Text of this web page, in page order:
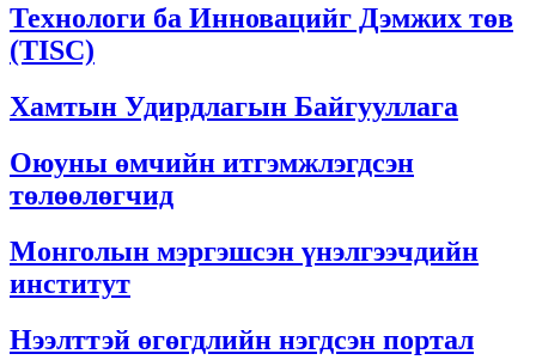
Технологи ба Инновацийг Дэмжих төв
(TISC)
Хамтын Удирдлагын Байгууллага
Оюуны өмчийн итгэмжлэгдсэн
төлөөлөгчид
Монголын мэргэшсэн үнэлгээчдийн
институт
Нээлттэй өгөгдлийн нэгдсэн портал